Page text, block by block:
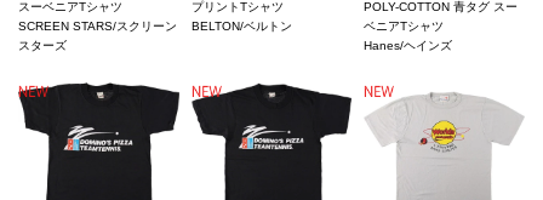
スーベニアTシャツ
SCREEN STARS/スクリーン
スターズ
プリントTシャツ
BELTON/ベルトン
POLY-COTTON 青タグ スー
ベニアTシャツ
Hanes/ヘインズ